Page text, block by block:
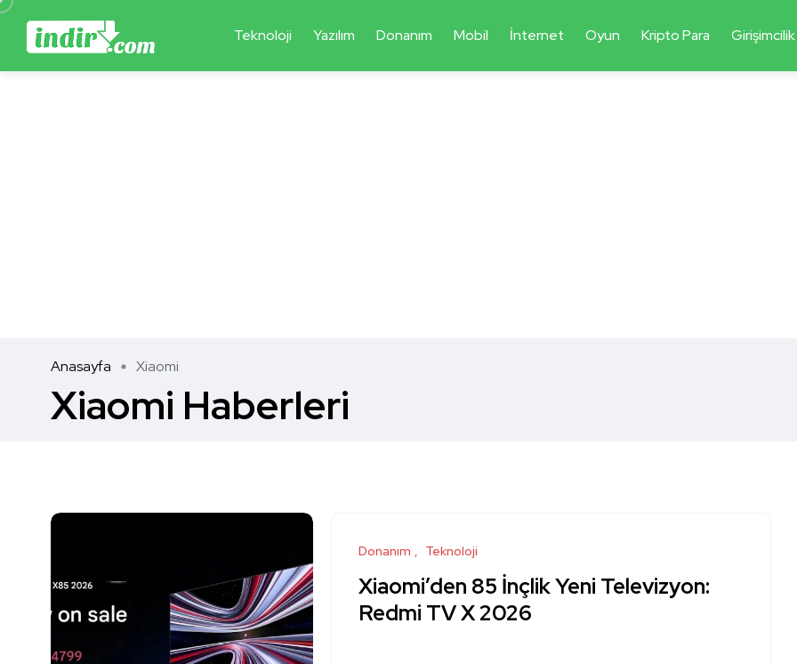
Teknoloji Yazılım Donanım Mobil İnternet Oyun Kripto Para Girişimcilik
Anasayfa Xiaomi
Xiaomi Haberleri
Donanım Teknoloji
Xiaomi’den 85 İnçlik Yeni Televizyon:
Redmi TV X 2026